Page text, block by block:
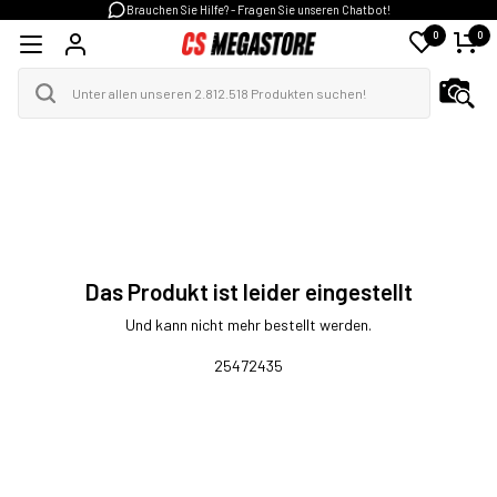
Brauchen Sie Hilfe? - Fragen Sie unseren Chatbot!
0 0
Das Produkt ist leider eingestellt
Und kann nicht mehr bestellt werden.
25472435